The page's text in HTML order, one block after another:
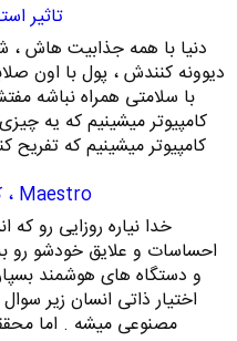
تاثیر
دنیا با همه جذابیت هاش ،
دیوونه کنندش ، پول با اون
با سلامتی همراه نباشه
کامپیوتر میشینیم که یه
کامپیوتر میشینیم که تفریح
Maestro ، کنترل اشتها و کاهش وزن اتوماتیک
خدا نیاره روزایی رو که
احساسات و علایق خودشو رو
و دستگاه های هوشمند
اختیار ذاتی انسان زیر
مصنوعی میشه . اما